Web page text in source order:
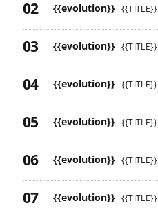
{{evolution}} {{TITLE}}
{{evolution}} {{TITLE}}
{{evolution}} {{TITLE}}
{{evolution}} {{TITLE}}
{{evolution}} {{TITLE}}
{{evolution}} {{TITLE}}